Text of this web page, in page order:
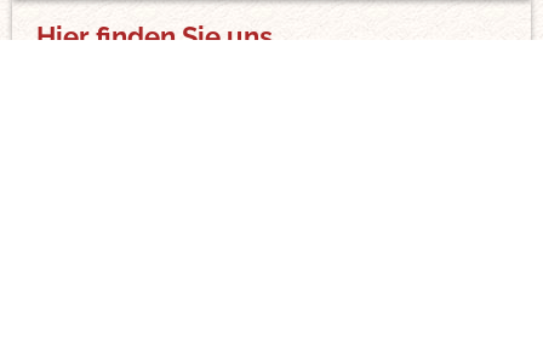
Hier finden Sie uns